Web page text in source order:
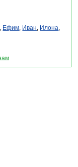
, Ефим, Иван, Илона,